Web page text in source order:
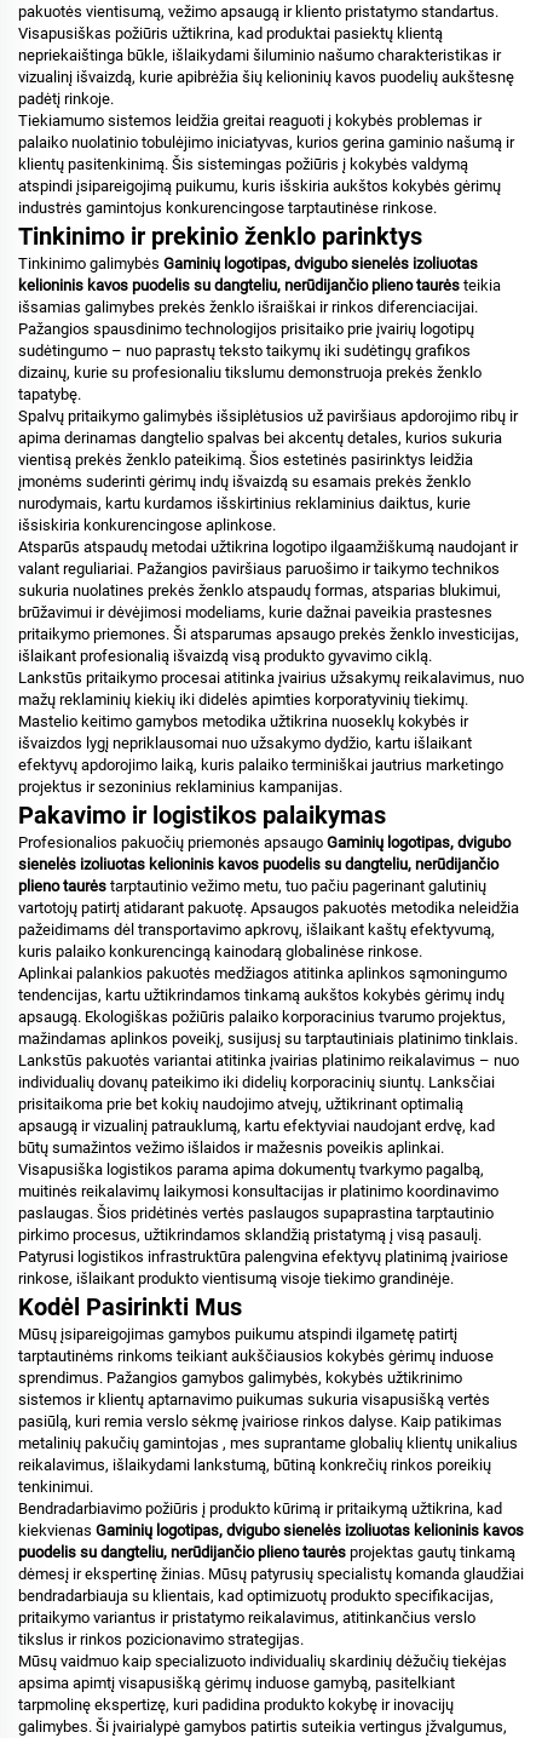
pakuotės vientisumą, vežimo apsaugą ir kliento pristatymo standartus.
Visapusiškas požiūris užtikrina, kad produktai pasiektų klientą
nepriekaištinga būkle, išlaikydami šiluminio našumo charakteristikas ir
vizualinį išvaizdą, kurie apibrėžia šių kelioninių kavos puodelių aukštesnę
padėtį rinkoje.
Tiekiamumo sistemos leidžia greitai reaguoti į kokybės problemas ir
palaiko nuolatinio tobulėjimo iniciatyvas, kurios gerina gaminio našumą ir
klientų pasitenkinimą. Šis sistemingas požiūris į kokybės valdymą
atspindi įsipareigojimą puikumu, kuris išskiria aukštos kokybės gėrimų
industrės gamintojus konkurencingose tarptautinėse rinkose.
Tinkinimo ir prekinio ženklo parinktys
Tinkinimo galimybės Gaminių logotipas, dvigubo sienelės izoliuotas
kelioninis kavos puodelis su dangteliu, nerūdijančio plieno taurės teikia
išsamias galimybes prekės ženklo išraiškai ir rinkos diferenciacijai.
Pažangios spausdinimo technologijos prisitaiko prie įvairių logotipų
sudėtingumo – nuo paprastų teksto taikymų iki sudėtingų grafikos
dizainų, kurie su profesionaliu tikslumu demonstruoja prekės ženklo
tapatybę.
Spalvų pritaikymo galimybės išsiplėtusios už paviršiaus apdorojimo ribų ir
apima derinamas dangtelio spalvas bei akcentų detales, kurios sukuria
vientisą prekės ženklo pateikimą. Šios estetinės pasirinktys leidžia
įmonėms suderinti gėrimų indų išvaizdą su esamais prekės ženklo
nurodymais, kartu kurdamos išskirtinius reklaminius daiktus, kurie
išsiskiria konkurencingose aplinkose.
Atsparūs atspaudų metodai užtikrina logotipo ilgaamžiškumą naudojant ir
valant reguliariai. Pažangios paviršiaus paruošimo ir taikymo technikos
sukuria nuolatines prekės ženklo atspaudų formas, atsparias blukimui,
brūžavimui ir dėvėjimosi modeliams, kurie dažnai paveikia prastesnes
pritaikymo priemones. Ši atsparumas apsaugo prekės ženklo investicijas,
išlaikant profesionalią išvaizdą visą produkto gyvavimo ciklą.
Lankstūs pritaikymo procesai atitinka įvairius užsakymų reikalavimus, nuo
mažų reklaminių kiekių iki didelės apimties korporatyvinių tiekimų.
Mastelio keitimo gamybos metodika užtikrina nuoseklų kokybės ir
išvaizdos lygį nepriklausomai nuo užsakymo dydžio, kartu išlaikant
efektyvų apdorojimo laiką, kuris palaiko terminiškai jautrius marketingo
projektus ir sezoninius reklaminius kampanijas.
Pakavimo ir logistikos palaikymas
Profesionalios pakuočių priemonės apsaugo Gaminių logotipas, dvigubo
sienelės izoliuotas kelioninis kavos puodelis su dangteliu, nerūdijančio
plieno taurės tarptautinio vežimo metu, tuo pačiu pagerinant galutinių
vartotojų patirtį atidarant pakuotę. Apsaugos pakuotės metodika neleidžia
pažeidimams dėl transportavimo apkrovų, išlaikant kaštų efektyvumą,
kuris palaiko konkurencingą kainodarą globalinėse rinkose.
Aplinkai palankios pakuotės medžiagos atitinka aplinkos sąmoningumo
tendencijas, kartu užtikrindamos tinkamą aukštos kokybės gėrimų indų
apsaugą. Ekologiškas požiūris palaiko korporacinius tvarumo projektus,
mažindamas aplinkos poveikį, susijusį su tarptautiniais platinimo tinklais.
Lankstūs pakuotės variantai atitinka įvairias platinimo reikalavimus – nuo
individualių dovanų pateikimo iki didelių korporacinių siuntų. Lanksčiai
prisitaikoma prie bet kokių naudojimo atvejų, užtikrinant optimalią
apsaugą ir vizualinį patrauklumą, kartu efektyviai naudojant erdvę, kad
būtų sumažintos vežimo išlaidos ir mažesnis poveikis aplinkai.
Visapusiška logistikos parama apima dokumentų tvarkymo pagalbą,
muitinės reikalavimų laikymosi konsultacijas ir platinimo koordinavimo
paslaugas. Šios pridėtinės vertės paslaugos supaprastina tarptautinio
pirkimo procesus, užtikrindamos sklandžią pristatymą į visą pasaulį.
Patyrusi logistikos infrastruktūra palengvina efektyvų platinimą įvairiose
rinkose, išlaikant produkto vientisumą visoje tiekimo grandinėje.
Kodėl Pasirinkti Mus
Mūsų įsipareigojimas gamybos puikumu atspindi ilgametę patirtį
tarptautinėms rinkoms teikiant aukščiausios kokybės gėrimų induose
sprendimus. Pažangios gamybos galimybės, kokybės užtikrinimo
sistemos ir klientų aptarnavimo puikumas sukuria visapusišką vertės
pasiūlą, kuri remia verslo sėkmę įvairiose rinkos dalyse. Kaip patikimas
metalinių pakučių gamintojas , mes suprantame globalių klientų unikalius
reikalavimus, išlaikydami lankstumą, būtiną konkrečių rinkos poreikių
tenkinimui.
Bendradarbiavimo požiūris į produkto kūrimą ir pritaikymą užtikrina, kad
kiekvienas Gaminių logotipas, dvigubo sienelės izoliuotas kelioninis kavos
puodelis su dangteliu, nerūdijančio plieno taurės projektas gautų tinkamą
dėmesį ir ekspertinę žinias. Mūsų patyrusių specialistų komanda glaudžiai
bendradarbiauja su klientais, kad optimizuotų produkto specifikacijas,
pritaikymo variantus ir pristatymo reikalavimus, atitinkančius verslo
tikslus ir rinkos pozicionavimo strategijas.
Mūsų vaidmuo kaip specializuoto individualių skardinių dėžučių tiekėjas
apsima apimtį visapusišką gėrimų induose gamybą, pasitelkiant
tarpmolinę ekspertizę, kuri padidina produkto kokybę ir inovacijų
galimybes. Ši įvairialypė gamybos patirtis suteikia vertingus įžvalgumus,